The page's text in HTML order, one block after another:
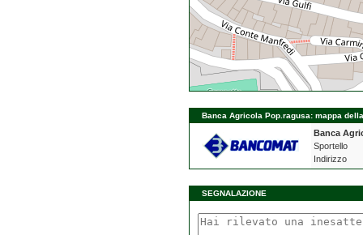
Banca Agricola Pop.ragusa: mappa
Banca
Sportello
Indirizzo
SEGNALAZIONE